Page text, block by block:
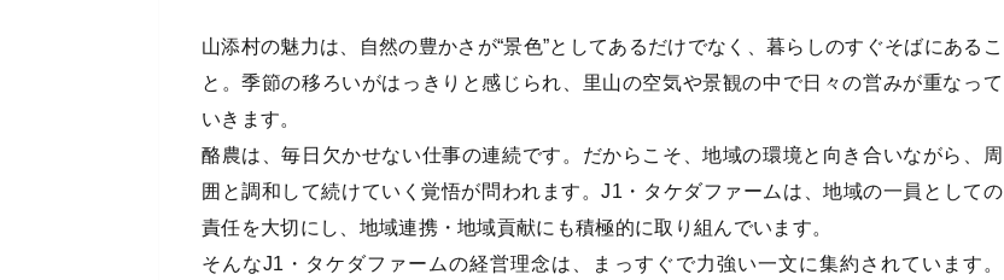
山添村の魅力は、自然の豊かさが“景色”としてあるだけでなく、暮らしのすぐそばにあるこ
と。季節の移ろいがはっきりと感じられ、里山の空気や景観の中で日々の営みが重なって
いきます。
酪農は、毎日欠かせない仕事の連続です。だからこそ、地域の環境と向き合いながら、周
囲と調和して続けていく覚悟が問われます。J1・タケダファームは、地域の一員としての
責任を大切にし、地域連携・地域貢献にも積極的に取り組んでいます。
そんなJ1・タケダファームの経営理念は、まっすぐで力強い一文に集約されています。